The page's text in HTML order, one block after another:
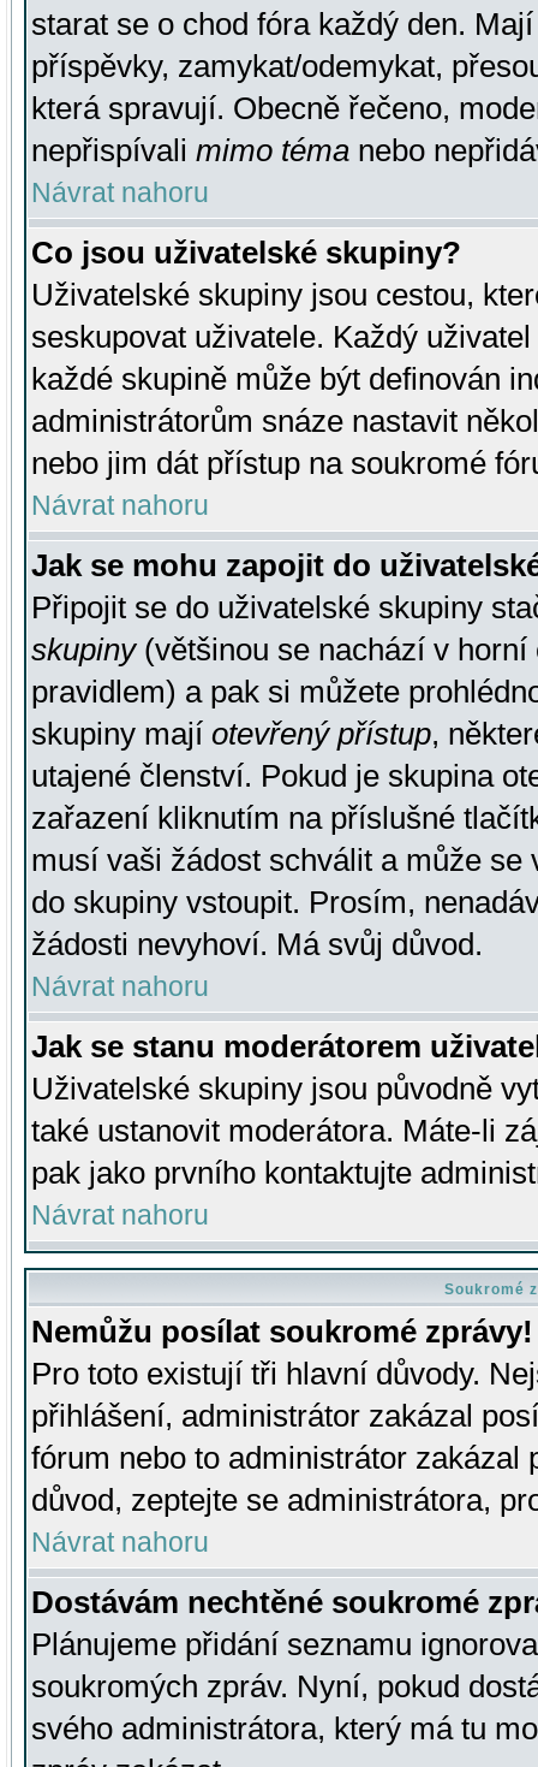
starat se o chod fóra každý den.
příspěvky, zamykat/odemykat,
která spravují. Obecně řečeno,
nepřispívali mimo téma nebo
Návrat nahoru
Co jsou uživatelské skupiny?
Uživatelské skupiny jsou cestou,
seskupovat uživatele. Každý
každé skupině může být definován
administrátorům snáze nastavit
nebo jim dát přístup na soukromé
Návrat nahoru
Jak se mohu zapojit do
Připojit se do uživatelské skupiny
skupiny(většinou se nachází v horní
pravidlem) a pak si můžete
skupiny mají otevřený přístup,
utajené členství. Pokud je skupina
zařazení kliknutím na příslušné
musí vaši žádost schválit a může se
do skupiny vstoupit. Prosím,
žádosti nevyhoví. Má svůj důvod.
Návrat nahoru
Jak se stanu moderátorem
Uživatelské skupiny jsou původně
také ustanovit moderátora. Máte-li
pak jako prvního kontaktujte
Návrat nahoru
Soukromé
Nemůžu posílat soukromé zprávy!
Pro toto existují tři hlavní důvody.
přihlášení, administrátor zakázal
fórum nebo to administrátor zakázal
důvod, zeptejte se administrátora,
Návrat nahoru
Dostávám nechtěné soukromé
Plánujeme přidání seznamu
soukromých zpráv. Nyní, pokud
svého administrátora, který má tu